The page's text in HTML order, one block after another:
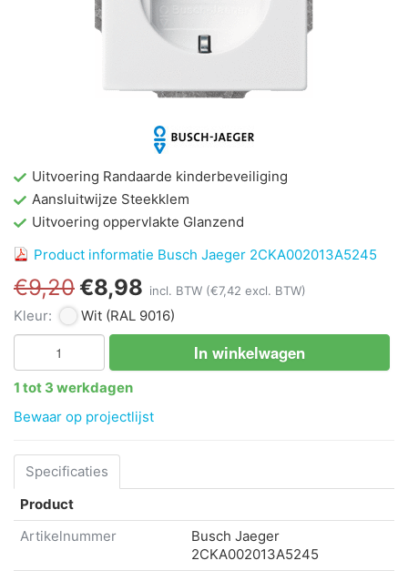
Uitvoering Randaarde kinderbeveiliging
Aansluitwijze Steekklem
Uitvoering oppervlakte Glanzend
Product informatie Busch Jaeger 2CKA002013A5245
€9,20€8,98 incl. BTW (€7,42 excl. BTW)
Kleur: Wit (RAL 9016)
In winkelwagen
1 tot 3 werkdagen
Bewaar op projectlijst
Specificaties
Product
Artikelnummer
Busch Jaeger
2CKA002013A5245